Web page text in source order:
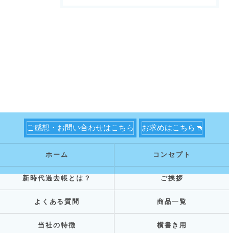
ご感想・お問い合わせはこちら お求めはこちら
ホーム コンセプト
新時代過去帳とは？ ご挨拶
よくある質問 商品一覧
当社の特徴 横書き用